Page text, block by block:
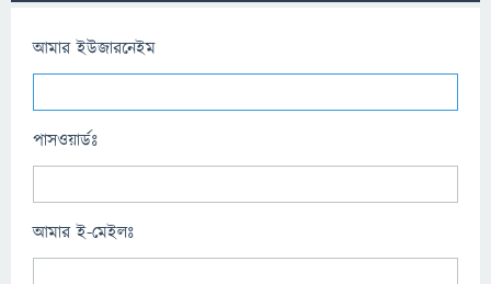
আমার ইউজারনেইম
পাসওয়ার্ডঃ
আমার ই-মেইলঃ